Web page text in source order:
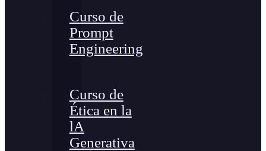
Curso de
Prompt
Engineering
Curso de
Ética en la
lA
Generativa